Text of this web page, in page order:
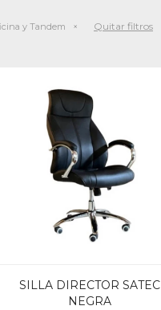
y Tandem Quitar filtros
SILLA DIRECTOR SATEC
NEGRA